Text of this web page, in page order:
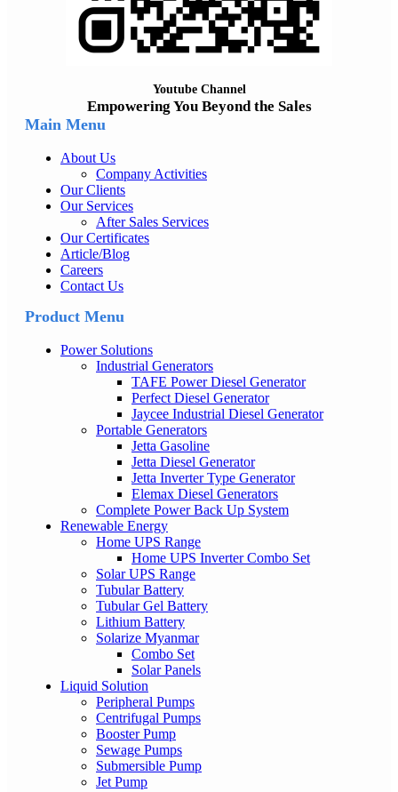
Youtube Channel
Empowering You Beyond the Sales
Main Menu
About Us
Company Activities
Our Clients
Our Services
After Sales Services
Our Certificates
Article/Blog
Careers
Contact Us
Product Menu
Power Solutions
Industrial Generators
TAFE Power Diesel Generator
Perfect Diesel Generator
Jaycee Industrial Diesel Generator
Portable Generators
Jetta Gasoline
Jetta Diesel Generator
Jetta Inverter Type Generator
Elemax Diesel Generators
Complete Power Back Up System
Renewable Energy
Home UPS Range
Home UPS Inverter Combo Set
Solar UPS Range
Tubular Battery
Tubular Gel Battery
Lithium Battery
Solarize Myanmar
Combo Set
Solar Panels
Liquid Solution
Peripheral Pumps
Centrifugal Pumps
Booster Pump
Sewage Pumps
Submersible Pump
Jet Pump